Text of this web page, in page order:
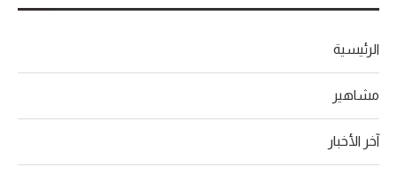
الرئيسية
مشاهير
آخر الأخبار